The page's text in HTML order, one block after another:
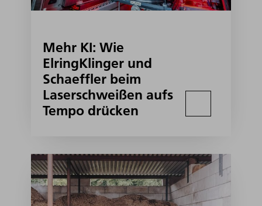
Mehr KI: Wie
ElringKlinger und
Schaeffler beim
Laserschweißen aufs
Tempo drücken